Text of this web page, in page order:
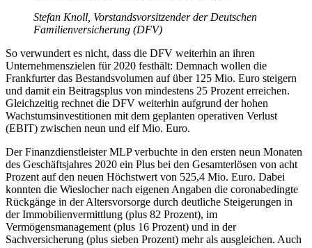
Stefan Knoll, Vorstandsvorsitzender der Deutschen
Familienversicherung (DFV)
So verwundert es nicht, dass die DFV weiterhin an ihren
Unternehmenszielen für 2020 festhält: Demnach wollen die
Frankfurter das Bestandsvolumen auf über 125 Mio. Euro steigern
und damit ein Beitragsplus von mindestens 25 Prozent erreichen.
Gleichzeitig rechnet die DFV weiterhin aufgrund der hohen
Wachstumsinvestitionen mit dem geplanten operativen Verlust
(EBIT) zwischen neun und elf Mio. Euro.
Der Finanzdienstleister MLP verbuchte in den ersten neun Monaten
des Geschäftsjahres 2020 ein Plus bei den Gesamterlösen von acht
Prozent auf den neuen Höchstwert von 525,4 Mio. Euro. Dabei
konnten die Wieslocher nach eigenen Angaben die coronabedingte
Rückgänge in der Altersvorsorge durch deutliche Steigerungen in
der Immobilienvermittlung (plus 82 Prozent), im
Vermögensmanagement (plus 16 Prozent) und in der
Sachversicherung (plus sieben Prozent) mehr als ausgleichen. Auch